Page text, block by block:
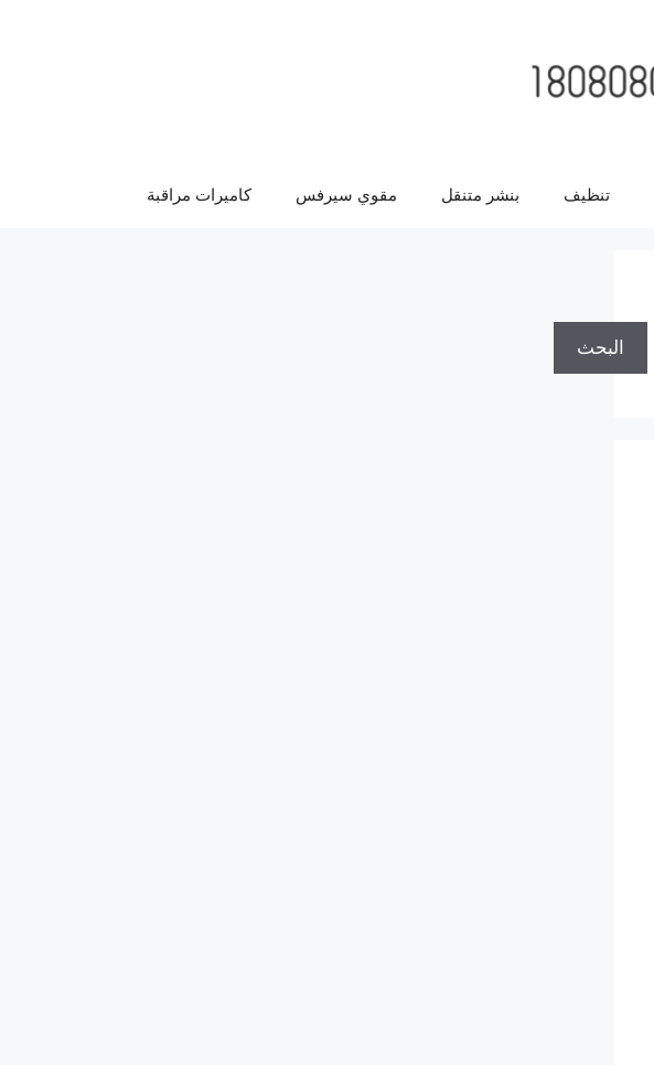
تنظيف بنشر متنقل مقوي سيرفس كاميرات مراقبة
البحث